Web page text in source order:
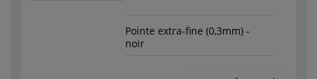
Pointe extra-fine (0,3mm) -
noir